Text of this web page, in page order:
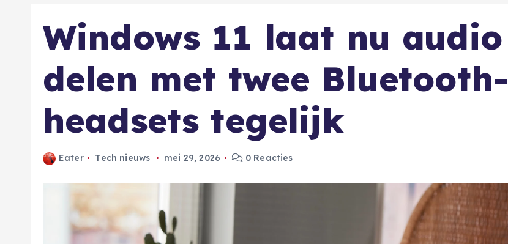
Windows 11 laat nu audio
delen met twee Bluetooth-
headsets tegelijk
Eater Tech nieuws mei 29, 2026 0 Reacties